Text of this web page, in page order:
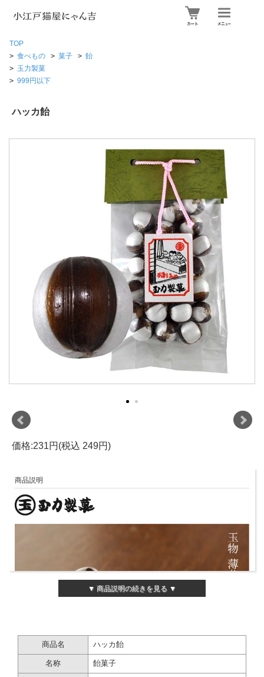
TOP
> 食べもの > 菓子 > 飴
> 玉力製菓
> 999円以下
ハッカ飴
価格:231円(税込 249円)
商品説明
▼ 商品説明の続きを見る ▼
商品名 ハッカ飴
名称 飴菓子